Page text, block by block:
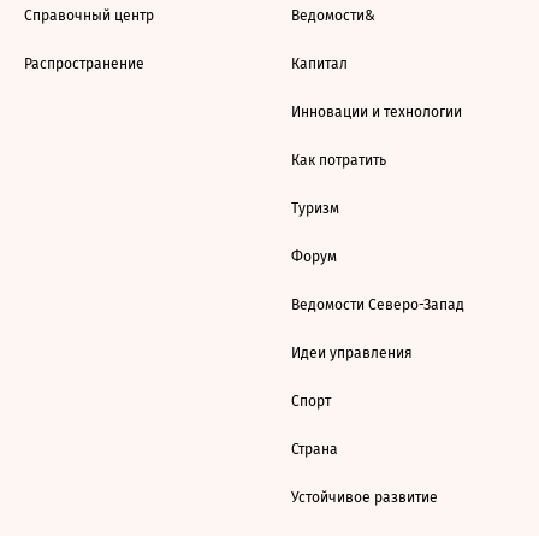
Справочный центр
Распространение
Ведомости&
Капитал
Инновации и технологии
Как потратить
Туризм
Форум
Ведомости Северо-Запад
Идеи управления
Спорт
Страна
Устойчивое развитие